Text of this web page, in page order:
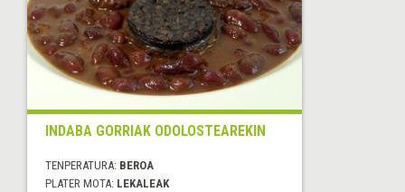
INDABA GORRIAK ODOLOSTEAREKIN
TENPERATURA: BEROA
PLATER MOTA: LEKALEAK